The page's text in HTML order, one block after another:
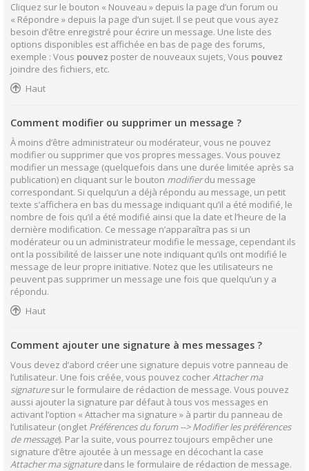
Cliquez sur le bouton « Nouveau » depuis la page d’un forum ou
« Répondre » depuis la page d’un sujet. Il se peut que vous ayez
besoin d’être enregistré pour écrire un message. Une liste des
options disponibles est affichée en bas de page des forums,
exemple : Vous pouvez poster de nouveaux sujets, Vous pouvez
joindre des fichiers, etc.
Haut
Comment modifier ou supprimer un message ?
À moins d’être administrateur ou modérateur, vous ne pouvez
modifier ou supprimer que vos propres messages. Vous pouvez
modifier un message (quelquefois dans une durée limitée après sa
publication) en cliquant sur le bouton modifierdu message
correspondant. Si quelqu’un a déjà répondu au message, un petit
texte s’affichera en bas du message indiquant qu’il a été modifié, le
nombre de fois qu’il a été modifié ainsi que la date et l’heure de la
dernière modification. Ce message n’apparaîtra pas si un
modérateur ou un administrateur modifie le message, cependant ils
ont la possibilité de laisser une note indiquant qu’ils ont modifié le
message de leur propre initiative. Notez que les utilisateurs ne
peuvent pas supprimer un message une fois que quelqu’un y a
répondu.
Haut
Comment ajouter une signature à mes messages ?
Vous devez d’abord créer une signature depuis votre panneau de
l’utilisateur. Une fois créée, vous pouvez cocherAttacher ma
signaturesur le formulaire de rédaction de message. Vous pouvez
aussi ajouter la signature par défaut à tous vos messages en
activant l’option « Attacher ma signature » à partir du panneau de
l’utilisateur (onglet Préférences du forum --> Modifier les préférences
de message). Par la suite, vous pourrez toujours empêcher une
signature d’être ajoutée à un message en décochant la case
Attacher ma signaturedans le formulaire de rédaction de message.